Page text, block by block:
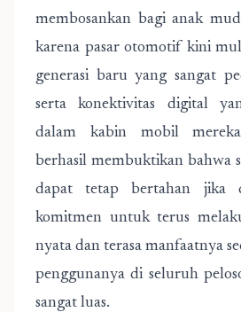
membosankan bagi anak
karena pasar otomotif kini
generasi baru yang sangat
serta konektivitas digital
dalam kabin mobil
berhasil membuktikan bahwa
dapat tetap bertahan jika
komitmen untuk terus
nyata dan terasa manfaatnya
penggunanya di seluruh
sangat luas.